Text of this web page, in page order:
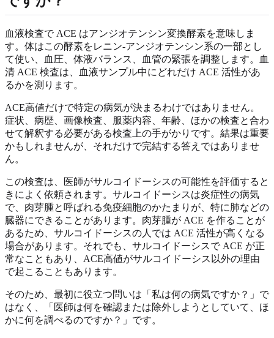
血液検査で ACE はアンジオテンシン変換酵素を意味しま
す。体はこの酵素をレニン-アンジオテンシン系の一部とし
て使い、血圧、体液バランス、血管の緊張を調整します。血
清 ACE 検査は、血液サンプル中にどれだけ ACE 活性があ
るかを測ります。
ACE高値だけで特定の病気が決まるわけではありません。
症状、病歴、画像検査、服薬内容、年齢、ほかの検査と合わ
せて解釈する必要がある検査上の手がかりです。結果は重要
かもしれませんが、それだけで完結する答えではありませ
ん。
この検査は、医師がサルコイドーシスの可能性を評価すると
きによく依頼されます。サルコイドーシスは炎症性の病気
で、肉芽腫と呼ばれる免疫細胞のかたまりが、特に肺などの
臓器にできることがあります。肉芽腫が ACE を作ることが
あるため、サルコイドーシスの人では ACE 活性が高くなる
場合があります。それでも、サルコイドーシスで ACE が正
常なこともあり、ACE高値がサルコイドーシス以外の理由
で起こることもあります。
そのため、最初に役立つ問いは「私は何の病気ですか？」で
はなく、「医師は何を確認または除外しようとしていて、ほ
かに何を調べるのですか？」です。